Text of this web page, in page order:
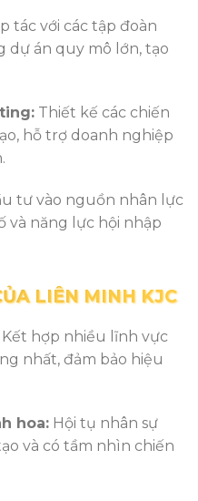
tác với các tập đoàn
dự án quy mô lớn, tạo
Thiết kế các chiến
hỗ trợ doanh nghiệp
tư vào nguồn nhân lực
và năng lực hội nhập
LIÊN MINH KJC
hợp nhiều lĩnh vực
nhất, đảm bảo hiệu
hoa:Hội tụ nhân sự
và có tầm nhìn chiến